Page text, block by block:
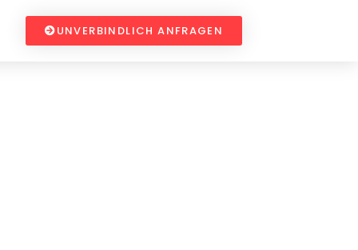
UNVERBINDLICH ANFRAGEN